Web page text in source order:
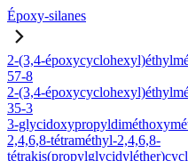
Époxy-silanes
2-(3,4-
57-8
2-(3,4-
35-3
3-
2,4,6,8-tétraméthyl-2,4,6,8-